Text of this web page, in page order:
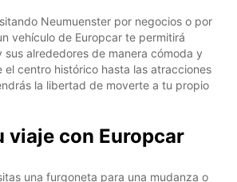
Neumuenster por negocios o por
vehículo de Europcar te permitirá
alrededores de manera cómoda y
el centro histórico hasta las atracciones
la libertad de moverte a tu propio
viaje con Europcar
una furgoneta para una mudanza o